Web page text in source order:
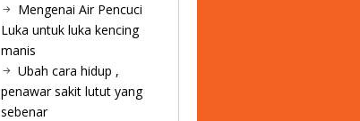
Mengenai Air Pencuci
Luka untuk luka kencing
manis
Ubah cara hidup ,
penawar sakit lutut yang
sebenar